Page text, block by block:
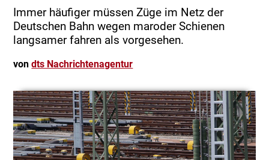
Immer häufiger müssen Züge im Netz der
Deutschen Bahn wegen maroder Schienen
langsamer fahren als vorgesehen.
vondts Nachrichtenagentur